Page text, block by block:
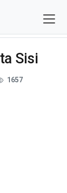
Sisi
1657